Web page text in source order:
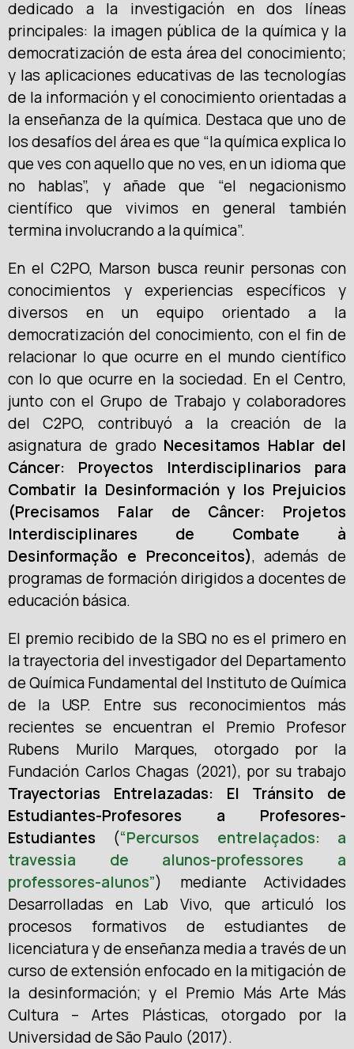
dedicado a la investigación en dos líneas
principales: la imagen pública de la química y la
democratización de esta área del conocimiento;
y las aplicaciones educativas de las tecnologías
de la información y el conocimiento orientadas a
la enseñanza de la química. Destaca que uno de
los desafíos del área es que “la química explica lo
que ves con aquello que no ves, en un idioma que
no hablas”, y añade que “el negacionismo
científico que vivimos en general también
termina involucrando a la química”.
En el C2PO, Marson busca reunir personas con
conocimientos y experiencias específicos y
diversos en un equipo orientado a la
democratización del conocimiento, con el fin de
relacionar lo que ocurre en el mundo científico
con lo que ocurre en la sociedad. En el Centro,
junto con el Grupo de Trabajo y colaboradores
del C2PO, contribuyó a la creación de la
asignatura de grado Necesitamos Hablar del
Cáncer: Proyectos Interdisciplinarios para
Combatir la Desinformación y los Prejuicios
(Precisamos Falar de Câncer: Projetos
Interdisciplinares de Combate à
Desinformação e Preconceitos), además de
programas de formación dirigidos a docentes de
educación básica.
El premio recibido de la SBQ no es el primero en
la trayectoria del investigador del Departamento
de Química Fundamental del Instituto de Química
de la USP. Entre sus reconocimientos más
recientes se encuentran el Premio Profesor
Rubens Murilo Marques, otorgado por la
Fundación Carlos Chagas (2021), por su trabajo
Trayectorias Entrelazadas: El Tránsito de
Estudiantes-Profesores a Profesores-
Estudiantes (“Percursos entrelaçados: a
travessia de alunos-professores a
professores-alunos”) mediante Actividades
Desarrolladas en Lab Vivo, que articuló los
procesos formativos de estudiantes de
licenciatura y de enseñanza media a través de un
curso de extensión enfocado en la mitigación de
la desinformación; y el Premio Más Arte Más
Cultura – Artes Plásticas, otorgado por la
Universidad de São Paulo (2017).